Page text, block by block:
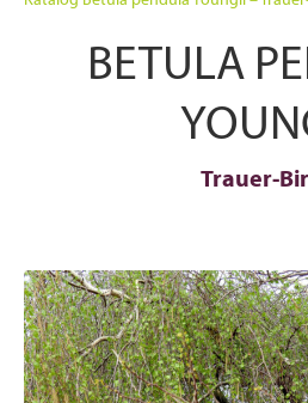
BETULA
Trauer-